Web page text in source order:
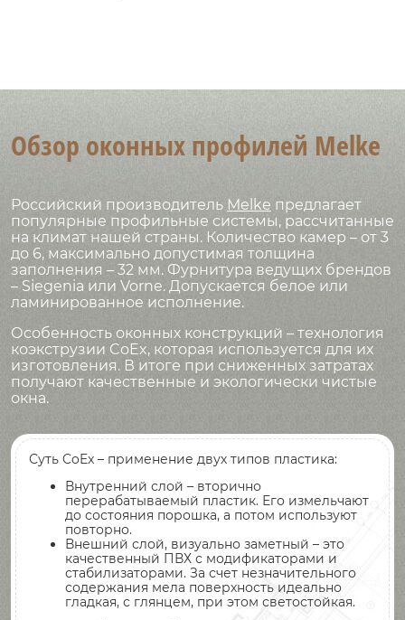
Обзор оконных профилей Melke
Российский производитель Melke предлагает
популярные профильные системы, рассчитанные
на климат нашей страны. Количество камер – от 3
до 6, максимально допустимая толщина
заполнения – 32 мм. Фурнитура ведущих брендов
– Siegenia или Vorne. Допускается белое или
ламинированное исполнение.
Особенность оконных конструкций – технология
коэкструзии CoEx, которая используется для их
изготовления. В итоге при сниженных затратах
получают качественные и экологически чистые
окна.
Суть CoEx – применение двух типов пластика:
Внутренний слой – вторично
перерабатываемый пластик. Его измельчают
до состояния порошка, а потом используют
повторно.
Внешний слой, визуально заметный – это
качественный ПВХ с модификаторами и
стабилизаторами. За счет незначительного
содержания мела поверхность идеально
гладкая, с глянцем, при этом светостойкая.